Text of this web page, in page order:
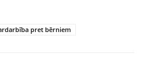
pret bērniem